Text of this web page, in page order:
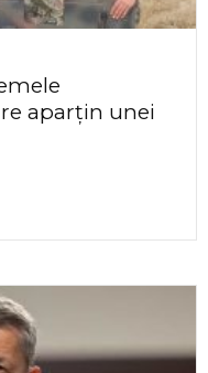
aparțin unei